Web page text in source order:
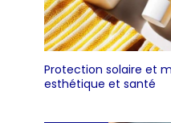
Protection solaire et
esthétique et santé